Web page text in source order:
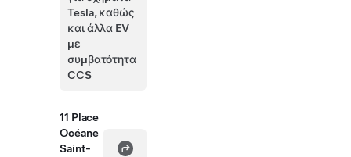
Tesla, καθώς
και άλλα EV
με
συμβατότητα
CCS
11 Place
Océane
Saint-